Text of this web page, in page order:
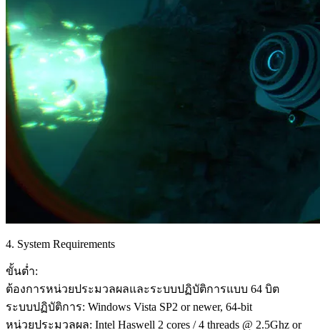
4. System Requirements
ขั้นต่ำ:
ต้องการหน่วยประมวลผลและระบบปฏิบัติการแบบ 64 บิต
ระบบปฏิบัติการ: Windows Vista SP2 or newer, 64-bit
หน่วยประมวลผล: Intel Haswell 2 cores / 4 threads @ 2.5Ghz or